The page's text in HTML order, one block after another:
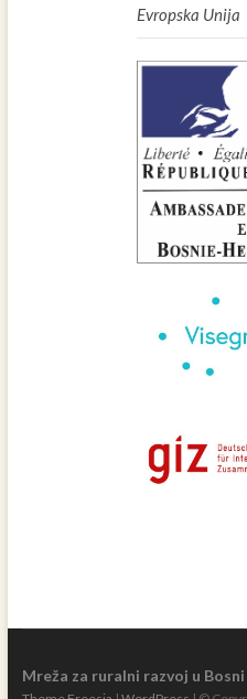
Evropska Unija
Mreža za ruralni razvoj u